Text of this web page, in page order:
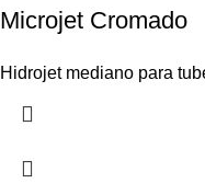
Microjet Cromado
Hidrojet mediano para